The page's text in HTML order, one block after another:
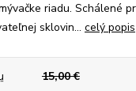
riadu. Schálené
sklovin... celý popis
15,00 €